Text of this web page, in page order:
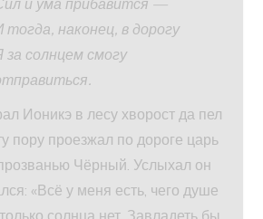
тогда, наконец, в дорогу
за солнцем смогу
Ионикэ в лесу хворост да пел
пору проезжал по дороге царь
Чёрный. Услыхал он
«Всё у меня есть, чего душе
солнца нет. Завладеть бы